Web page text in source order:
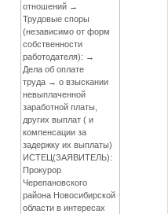
отношений →
Трудовые споры
(независимо от форм
собственности
работодателя): →
Дела об оплате
труда → о взыскании
невыплаченной
заработной платы,
других выплат ( и
компенсации за
задержку их выплаты)
ИСТЕЦ(ЗАЯВИТЕЛЬ):
Прокурор
Черепановского
района Новосибирской
области в интересах